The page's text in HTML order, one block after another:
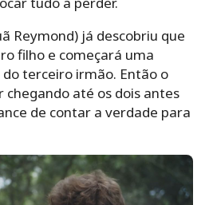
Reymond) já descobriu que
filho e começará uma
terceiro irmão. Então o
chegando até os dois antes
de contar a verdade para